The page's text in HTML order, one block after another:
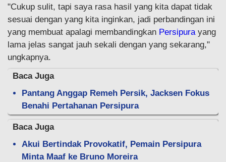
"Cukup sulit, tapi saya rasa hasil yang kita dapat tidak
sesuai dengan yang kita inginkan, jadi perbandingan ini
yang membuat apalagi membandingkan Persipurayang
lama jelas sangat jauh sekali dengan yang sekarang,"
ungkapnya.
Baca Juga
Pantang Anggap Remeh Persik, Jacksen Fokus
Benahi Pertahanan Persipura
Baca Juga
Akui Bertindak Provokatif, Pemain Persipura
Minta Maaf ke Bruno Moreira